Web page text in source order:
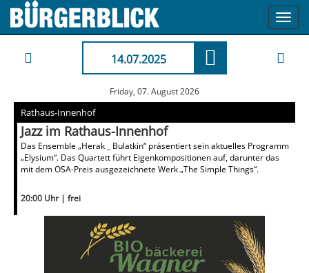
14.07.2025
Friday, 07. August 2026
Rathaus-Innenhof
Jazz im Rathaus-Innenhof
Das Ensemble „Herak _ Bulatkin“ präsentiert sein aktuelles Programm
„Elysium“. Das Quartett führt Eigenkompositionen auf, darunter das
mit dem OSA-Preis ausgezeichnete Werk „The Simple Things“.
20:00 Uhr | frei